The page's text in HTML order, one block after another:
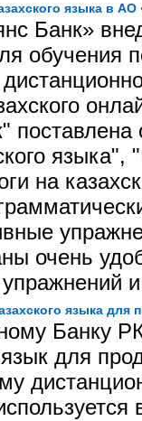
языка в АО
Банк»
обучения
на
очень
языка
Банку
язык для